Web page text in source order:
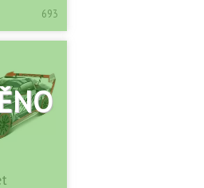
693